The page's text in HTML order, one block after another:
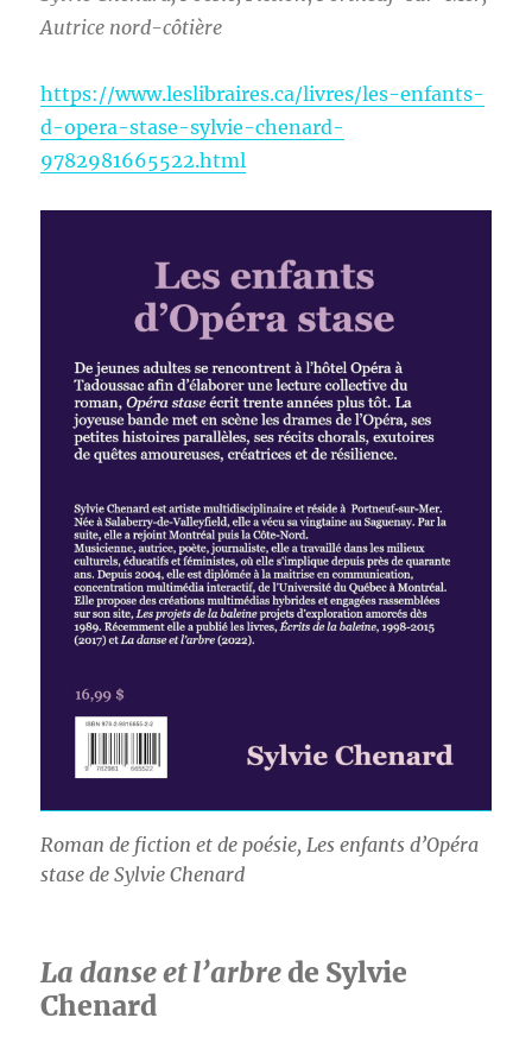
Autrice nord-côtière
https://www.leslibraires.ca/livres/les-enfants-
d-opera-stase-sylvie-chenard-
9782981665522.html
Roman de fiction et de poésie, Les enfants d’Opéra
stase de Sylvie Chenard
La danse et l’arbrede Sylvie
Chenard